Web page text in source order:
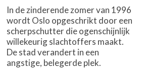
In de zinderende zomer van 1996
wordt Oslo opgeschrikt door een
scherpschutter die ogenschijnlijk
willekeurig slachtoffers maakt.
De stad verandert in een
angstige, belegerde plek.